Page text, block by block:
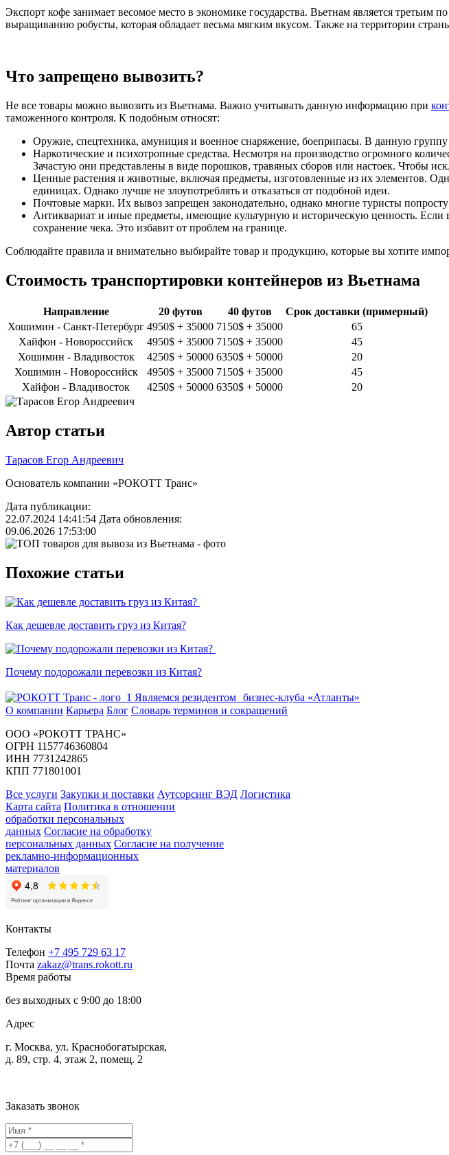
Экспорт кофе занимает весомое место в экономике государства. Вьетнам является
выращиванию робусты, которая обладает весьма мягким вкусом. Также на территории
Что запрещено вывозить?
Не все товары можно вывозить из Вьетнама. Важно учитывать данную информацию при
таможенного контроля. К подобным относят:
Оружие, спецтехника, амуниция и военное снаряжение, боеприпасы. В данную группу
Наркотические и психотропные средства. Несмотря на производство огромного
Зачастую они представлены в виде порошков, травяных сборов или настоек. Чтобы
Ценные растения и животные, включая предметы, изготовленные из их элементов.
единицах. Однако лучше не злоупотреблять и отказаться от подобной идеи.
Почтовые марки. Их вывоз запрещен законодательно, однако многие туристы
Антиквариат и иные предметы, имеющие культурную и историческую ценность. Если
сохранение чека. Это избавит от проблем на границе.
Соблюдайте правила и внимательно выбирайте товар и продукцию, которые вы хотите
Стоимость транспортировки контейнеров из Вьетнама
Направление 20 футов 40 футов
Срок доставки (примерный)
Хошимин - Санкт-Петербург 4950$ + 35000 7150$ + 35000
65
Хайфон - Новороссийск
4950$ + 35000 7150$ + 35000
45
Хошимин - Владивосток
4250$ + 50000 6350$ + 50000
20
Хошимин - Новороссийск
4950$ + 35000 7150$ + 35000
45
Хайфон - Владивосток
4250$ + 50000 6350$ + 50000 20
Автор статьи
Тарасов Егор Андреевич
Основатель компании «РОКОТТ Транс»
Дата публикации:
22.07.2024 14:41:54 Дата обновления:
09.06.2026 17:53:00
Похожие статьи
Как дешевле доставить груз из Китая?
Почему подорожали перевозки из Китая?
Являемся резидентом бизнес-клуба «Атланты»
О компании Карьера Блог Словарь терминов и сокращений
ООО «РОКОТТ ТРАНС»
ОГРН 1157746360804
ИНН 7731242865
КПП 771801001
Все услуги Закупки и поставки Аутсорсинг ВЭД Логистика
Карта сайта Политика в отношении
обработки персональных
данных Согласие на обработку
персональных данных Согласие на получение
рекламно-информационных
материалов
Контакты
Телефон +7 495 729 63 17
Почта zakaz@trans.rokott.ru
Время работы
без выходных с 9:00 до 18:00
Адрес
г. Москва, ул. Краснобогатырская,
д. 89, стр. 4, этаж 2, помещ. 2
Заказать звонок